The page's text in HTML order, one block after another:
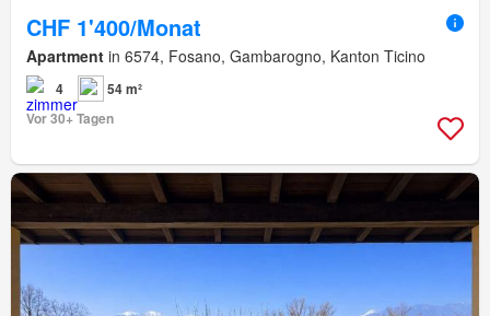
CHF 1'400/Monat
Apartment in 6574, Fosano, Gambarogno, Kanton Ticino
4
54 m²
Vor 30+ Tagen